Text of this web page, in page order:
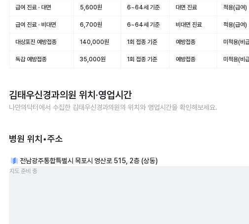
급여 진료 · 대면 5,600원 6~64세 기준 대면 진료 적용(급여)
급여 진료 · 비대면 6,700원 6~64세 기준 비대면 진료 적용(급여)
대상포진 예방접종 140,000원 1회 접종 기준 예방접종 미적용(비
독감 예방접종 35,000원 1회 접종 기준 예방접종 미적용(비
김태우신경과의원 위치·영업시간
나만의닥터에서 수집한 김태우신경과의원의 위치와 영업시간을 확인해보세요.
병원 위치•주소
전남광주통합특별시 목포시 영산로 515, 2층 (상동)
지도 준비 중